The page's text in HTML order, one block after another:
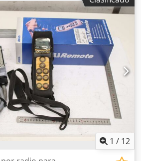
grúa, carro de traslación Cedpfjy N
Abus, polipasto de cadena
- Polipasto de cadena: Abus
de carga 1.000 kg - Velocidad de
m/min - Velocidad de elevación fina:
cadena: 3,5 m - Carro eléctrico:
- Anchura máxima de viga: 310
foto del plano técnico - Accesorios
ver fotos - Dimensiones de
mm - Peso: 56 kg
1 / 12